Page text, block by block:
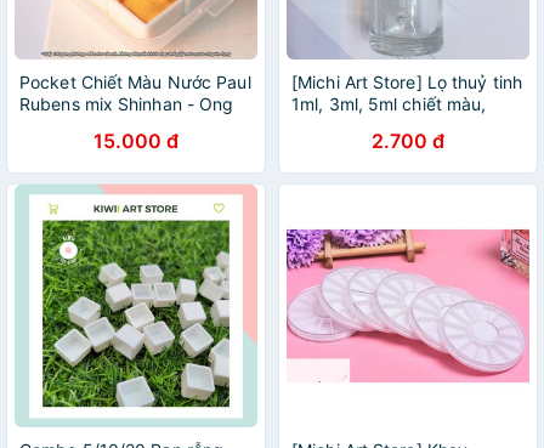
Pocket Chiết Màu Nước Paul
Rubens mix Shinhan - Ong
15.000 đ
[Michi Art Store] Lọ thuỷ tinh
1ml, 3ml, 5ml chiết màu,
2.700 đ